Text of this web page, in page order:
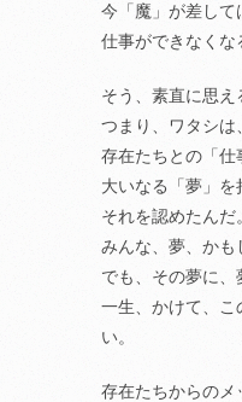
今「魔」が差して
仕事ができなくな
そう、素直に思え
つまり、ワタシは、
存在たちとの「仕
大いなる「夢」を
それを認めたんだ。
みんな、夢、かも
でも、その夢に、
一生、かけて、こ
い。
存在たちからのメ